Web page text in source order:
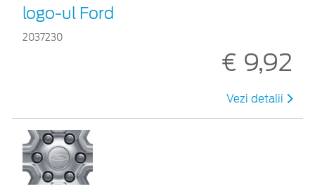
logo-ul Ford
2037230
€ 9,92
Vezi detalii